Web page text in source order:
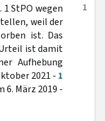
1
1 StPO wegen
weil der
ist. Das
ist damit
Aufhebung
2021 - 1
6. März 2019 -